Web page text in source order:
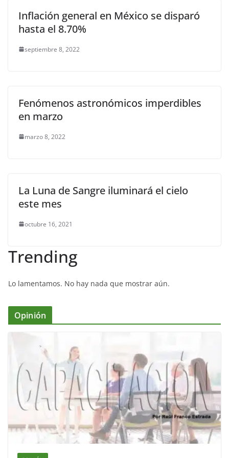
Inflación general en México se disparó
hasta el 8.70%
septiembre 8, 2022
Fenómenos astronómicos imperdibles
en marzo
marzo 8, 2022
La Luna de Sangre iluminará el cielo
este mes
octubre 16, 2021
Trending
Lo lamentamos. No hay nada que mostrar aún.
Opinión